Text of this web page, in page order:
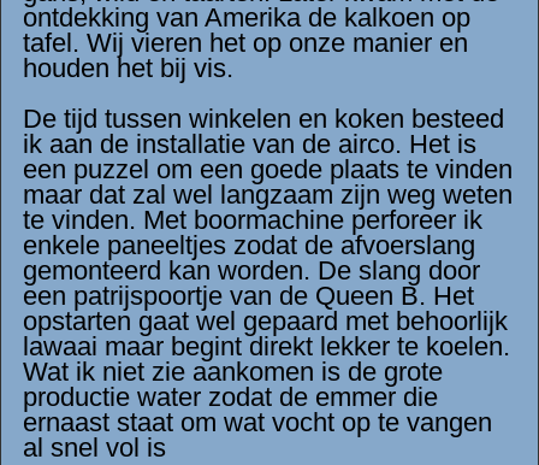
ontdekking van Amerika de kalkoen op
tafel. Wij vieren het op onze manier en
houden het bij vis.
De tijd tussen winkelen en koken besteed
ik aan de installatie van de airco. Het is
een puzzel om een goede plaats te vinden
maar dat zal wel langzaam zijn weg weten
te vinden. Met boormachine perforeer ik
enkele paneeltjes zodat de afvoerslang
gemonteerd kan worden. De slang door
een patrijspoortje van de Queen B. Het
opstarten gaat wel gepaard met behoorlijk
lawaai maar begint direkt lekker te koelen.
Wat ik niet zie aankomen is de grote
productie water zodat de emmer die
ernaast staat om wat vocht op te vangen
al snel vol is